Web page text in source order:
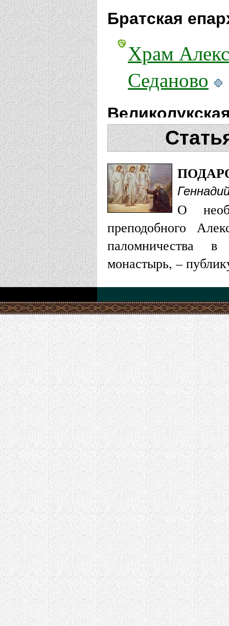
Братская
Храм
Седаново
Храм
Успенское
Храм
Вологодская
Храм
Выксунская
Храм
Канская
Храм
Хребтовый
Кемеровская
Храм прп.
Журавлево
Кинельская
Храм
О
преподобного
паломничества в
монастырь, –